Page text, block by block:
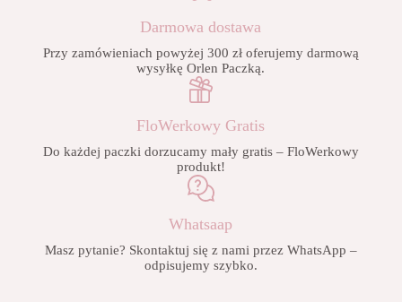
Darmowa dostawa
Przy zamówieniach powyżej 300 zł oferujemy darmową
wysyłkę Orlen Paczką.
FloWerkowy Gratis
Do każdej paczki dorzucamy mały gratis – FloWerkowy
produkt!
Whatsaap
Masz pytanie? Skontaktuj się z nami przez WhatsApp –
odpisujemy szybko.